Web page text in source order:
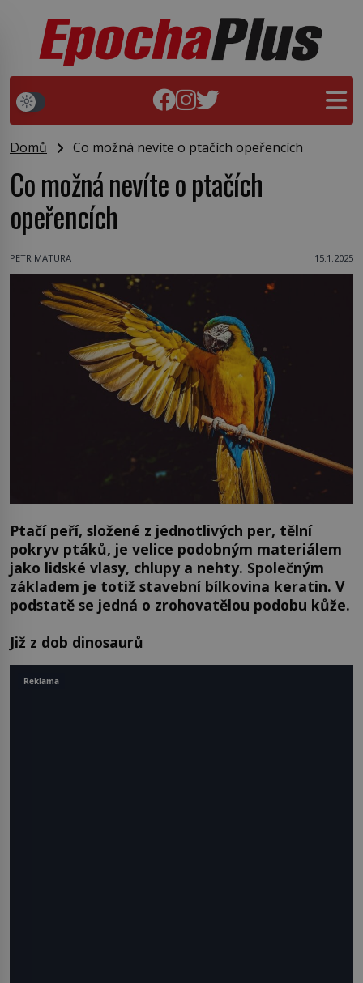
Domů Co možná nevíte o ptačích opeřencích
Co možná nevíte o ptačích
opeřencích
PETR MATURA 15.1.2025
Ptačí peří, složené z jednotlivých per, tělní
pokryv ptáků, je velice podobným materiálem
jako lidské vlasy, chlupy a nehty. Společným
základem je totiž stavební bílkovina keratin. V
podstatě se jedná o zrohovatělou podobu kůže.
Již z dob dinosaurů
Reklama